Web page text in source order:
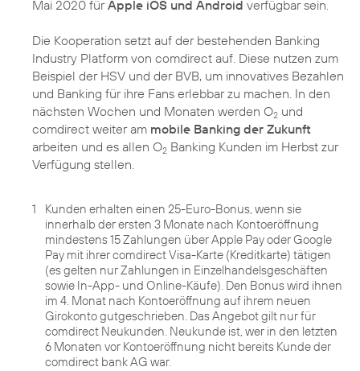
Mai 2020 fürApple iOS und Android verfügbar sein.
Die Kooperation setzt auf der bestehenden Banking
Industry Platform von comdirect auf. Diese nutzen zum
Beispiel der HSV und der BVB, um innovatives Bezahlen
und Banking für ihre Fans erlebbar zu machen. In den
nächsten Wochen und Monaten werden O2 und
comdirect weiter am mobile Banking der Zukunft
arbeiten und es allen O2 Banking Kunden im Herbst zur
Verfügung stellen.
1
Kunden erhalten einen 25-Euro-Bonus, wenn sie
innerhalb der ersten 3 Monate nach Kontoeröffnung
mindestens 15 Zahlungen über Apple Pay oder Google
Pay mit ihrer comdirect Visa-Karte (Kreditkarte) tätigen
(es gelten nur Zahlungen in Einzelhandelsgeschäften
sowie In-App- und Online-Käufe). Den Bonus wird ihnen
im 4. Monat nach Kontoeröffnung auf ihrem neuen
Girokonto gutgeschrieben. Das Angebot gilt nur für
comdirect Neukunden. Neukunde ist, wer in den letzten
6 Monaten vor Kontoeröffnung nicht bereits Kunde der
comdirect bank AG war.